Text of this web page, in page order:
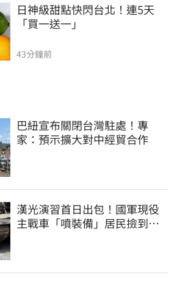
日神級甜點快閃台北！連5天
「買一送一」
43分鐘前
巴紐宣布關閉台灣駐處！專
家：預示擴大對中經貿合作
漢光演習首日出包！國軍現役
主戰車「噴裝備」居民撿到零